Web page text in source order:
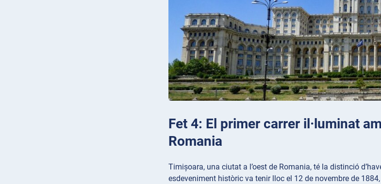
Fet 4: El primer carrer il·luminat
Romania
Timișoara, una ciutat a l’oest de Romania, té la distinció
esdeveniment històric va tenir lloc el 12 de novembre de